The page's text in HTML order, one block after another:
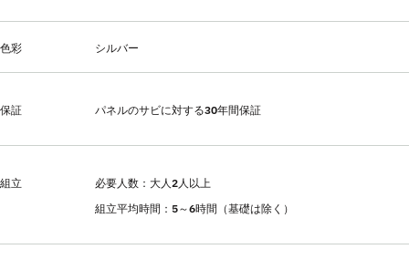
色彩 シルバー
保証 パネルのサビに対する30年間保証
組立
必要人数：大人2人以上
組立平均時間：5～6時間（基礎は除く）